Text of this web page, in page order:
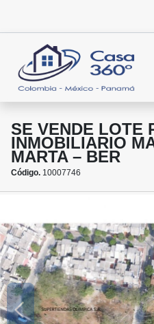
SE VENDE LOTE
INMOBILIARIO
MARTA – BER
Código. 10007746